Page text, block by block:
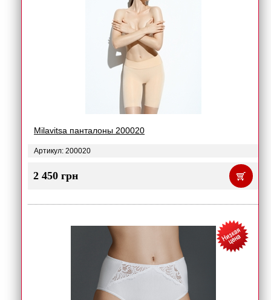
Milavitsa панталоны 200020
Артикул: 200020
2 450 грн